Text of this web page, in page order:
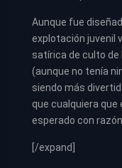
Aunque fue
explotación juvenil
satírica de culto de
(aunque no tenía
siendo más
que cualquiera que
esperado con razón.
[/expand]